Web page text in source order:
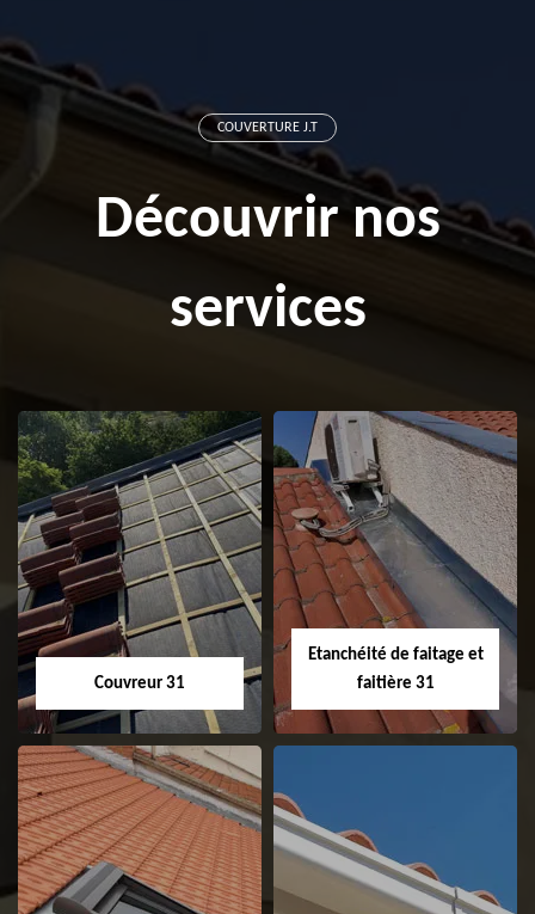
COUVERTURE J.T
Découvrir nos
services
Couvreur 31
Couvreur 31
Etanchéité de faitage et
faitière 31
Etanchéité de
faitage et faitière